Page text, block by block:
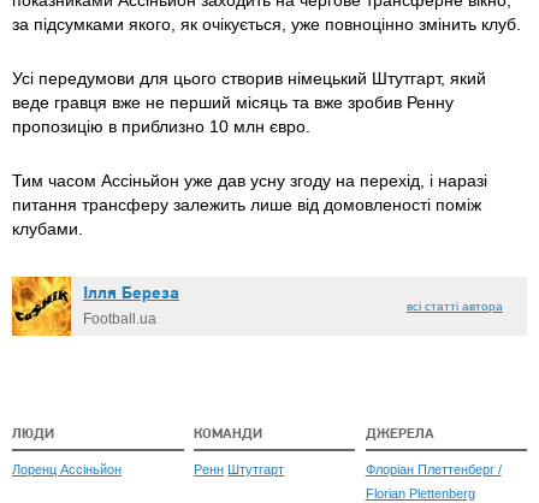
за підсумками якого, як очікується, уже повноцінно змінить клуб.
Усі передумови для цього створив німецький Штутгарт, який
веде гравця вже не перший місяць та вже зробив Ренну
пропозицію в приблизно 10 млн євро.
Тим часом Ассіньйон уже дав усну згоду на перехід, і наразі
питання трансферу залежить лише від домовленості поміж
клубами.
Ілля Береза
Football.ua
всі статті автора
ЛЮДИ
Лоренц Ассіньйон
КОМАНДИ
Ренн Штутгарт
ДЖЕРЕЛА
Флоріан Плеттенберг /
Florian Plettenberg